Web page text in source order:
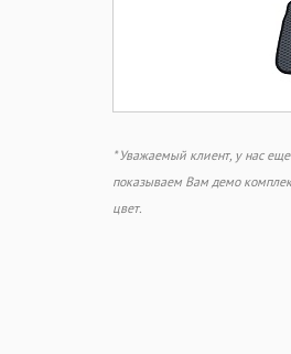
* Уважаемый клиент, у нас
показываем Вам демо
цвет.